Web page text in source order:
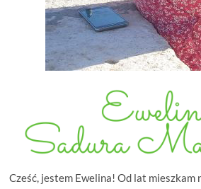
Cześć, jestem Ewelina! Od lat mieszkam